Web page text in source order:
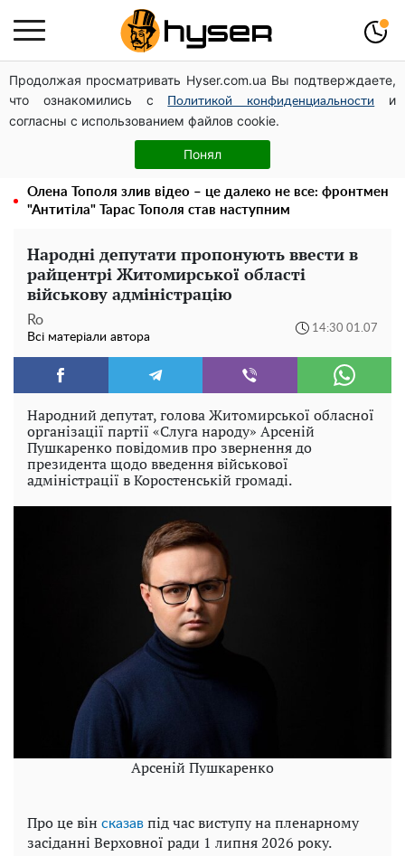
Продолжая просматривать Hyser.com.ua Вы подтверждаете,
что ознакомились с
Политикой конфиденциальности
и
согласны с использованием файлов cookie.
Понял
Чи може Поштова площа стати головною точкою
входу до історичного Києва
Дрони із націнкою: Олександр Конотопський вивів
мільйони оборонного бюджету через фіктивну фірму в
Олена Тополя злив відео – це далеко не все: фронтмен
"Антитіла" Тарас Тополя став наступним
Народні депутати пропонують ввести в
райцентрі Житомирської області
військову адміністрацію
Ro
Всі матеріали автора
14:30 01.07
Народний депутат, голова Житомирської обласної
організації партії «Слуга народу» Арсеній
Пушкаренко повідомив про звернення до
президента щодо введення військової
адміністрації в Коростенській громаді.
Арсеній Пушкаренко
Про це він сказав під час виступу на пленарному
засіданні Верховної ради 1 липня 2026 року.